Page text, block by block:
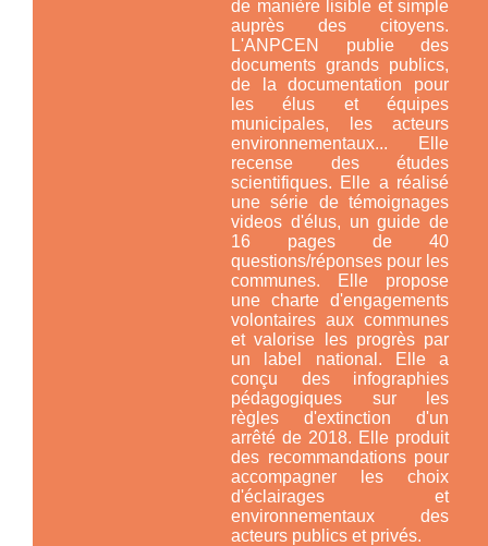
de manière lisible et simple
auprès des citoyens.
L'ANPCEN publie des
documents grands publics,
de la documentation pour
les élus et équipes
municipales, les acteurs
environnementaux... Elle
recense des études
scientifiques. Elle a réalisé
une série de témoignages
videos d'élus, un guide de
16 pages de 40
questions/réponses pour les
communes. Elle propose
une charte d'engagements
volontaires aux communes
et valorise les progrès par
un label national. Elle a
conçu des infographies
pédagogiques sur les
règles d'extinction d'un
arrêté de 2018. Elle produit
des recommandations pour
accompagner les choix
d'éclairages et
environnementaux des
acteurs publics et privés.